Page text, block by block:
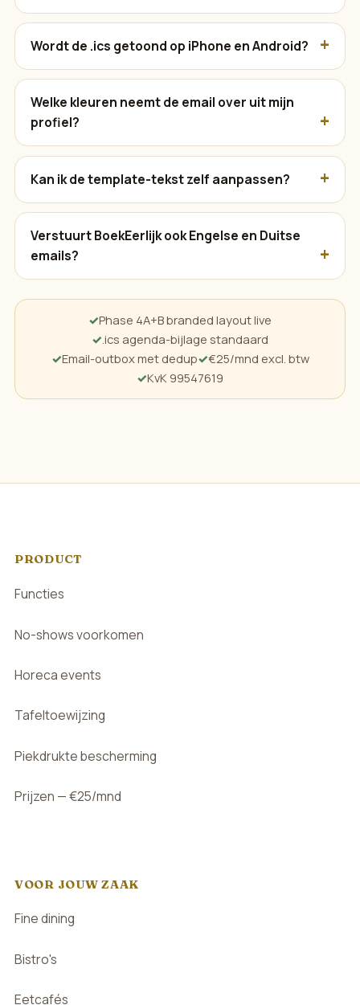
Wordt de .ics getoond op iPhone en Android?
Welke kleuren neemt de email over uit mijn
profiel?
Kan ik de template-tekst zelf aanpassen?
Verstuurt BoekEerlijk ook Engelse en Duitse
emails?
Phase 4A+B branded layout live
.ics agenda-bijlage standaard
Email-outbox met dedup
€25/mnd excl. btw
KvK 99547619
PRODUCT
Functies
No-shows voorkomen
Horeca events
Tafeltoewijzing
Piekdrukte bescherming
Prijzen — €25/mnd
VOOR JOUW ZAAK
Fine dining
Bistro's
Eetcafés